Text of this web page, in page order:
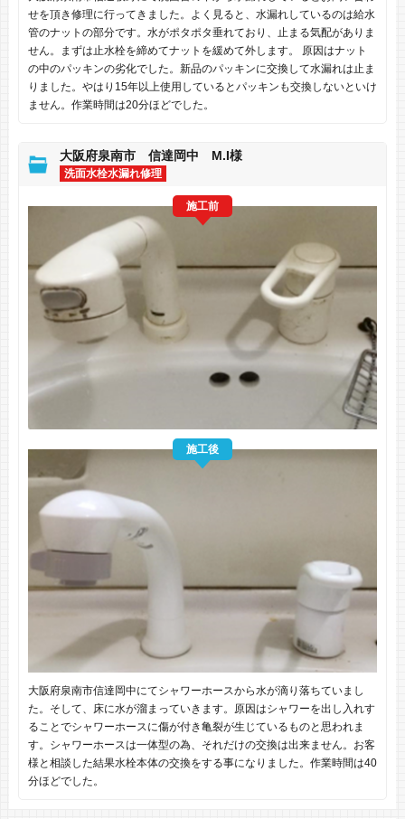
せを頂き修理に行ってきました。よく見ると、水漏れしているのは給水
管のナットの部分です。水がポタポタ垂れており、止まる気配がありま
せん。まずは止水栓を締めてナットを緩めて外します。 原因はナット
の中のパッキンの劣化でした。新品のパッキンに交換して水漏れは止ま
りました。やはり15年以上使用しているとパッキンも交換しないといけ
ません。作業時間は20分ほどでした。
大阪府泉南市 信達岡中 M.I様
洗面水栓水漏れ修理
施工前
施工後
大阪府泉南市信達岡中にてシャワーホースから水が滴り落ちていまし
た。そして、床に水が溜まっていきます。原因はシャワーを出し入れす
ることでシャワーホースに傷が付き亀裂が生じているものと思われま
す。シャワーホースは一体型の為、それだけの交換は出来ません。お客
様と相談した結果水栓本体の交換をする事になりました。作業時間は40
分ほどでした。